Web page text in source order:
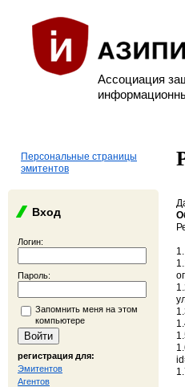
Ассоциация
Персональные страницы
эмитентов
Вход
Логин:
Пароль:
Запомнить меня на этом
компьютере
регистрация для:
Эмитентов
Агентов